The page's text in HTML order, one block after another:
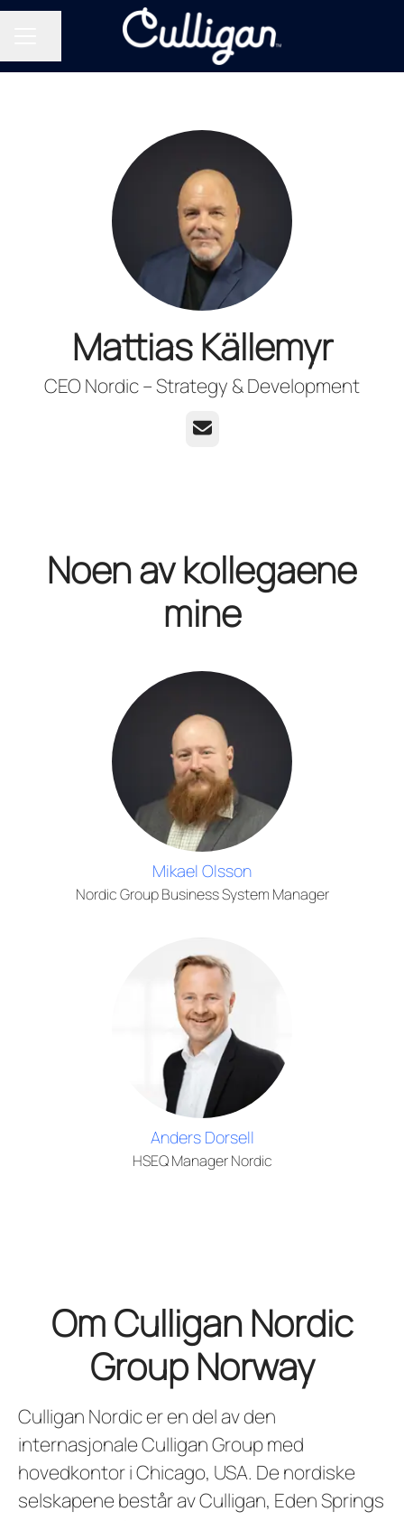
Mattias Källemyr
CEO Nordic – Strategy & Development
E-post
Noen av kollegaene
mine
Mikael Olsson
Nordic Group Business System Manager
Anders Dorsell
HSEQ Manager Nordic
Om Culligan Nordic
Group Norway
Culligan Nordic er en del av den
internasjonale Culligan Group med
hovedkontor i Chicago, USA. De nordiske
selskapene består av Culligan, Eden Springs